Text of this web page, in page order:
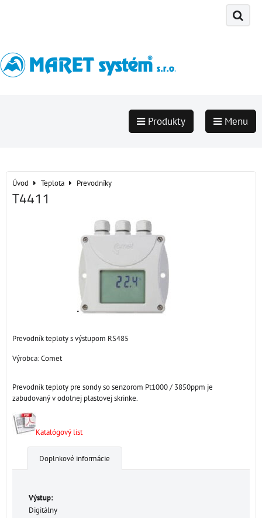
Produkty Menu
Úvod Teplota Prevodníky
T4411
Prevodník teploty s výstupom RS485
Výrobca:Comet
Prevodník teploty pre sondy so senzorom Pt1000 / 3850ppm je
zabudovaný v odolnej plastovej skrinke.
Katalógový list
Doplnkové informácie
Výstup:
Digitálny